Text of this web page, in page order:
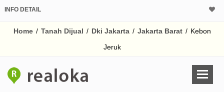
INFO DETAIL
Home / Tanah Dijual / Dki Jakarta / Jakarta Barat / Kebon
Jeruk
% /th